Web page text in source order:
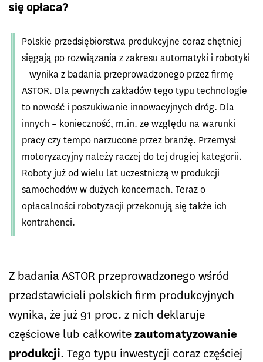
się opłaca?
Polskie przedsiębiorstwa produkcyjne coraz chętniej
sięgają po rozwiązania z zakresu automatyki i robotyki
– wynika z badania przeprowadzonego przez firmę
ASTOR. Dla pewnych zakładów tego typu technologie
to nowość i poszukiwanie innowacyjnych dróg. Dla
innych – konieczność, m.in. ze względu na warunki
pracy czy tempo narzucone przez branżę. Przemysł
motoryzacyjny należy raczej do tej drugiej kategorii.
Roboty już od wielu lat uczestniczą w produkcji
samochodów w dużych koncernach. Teraz o
opłacalności robotyzacji przekonują się także ich
kontrahenci.
Z badania ASTOR przeprowadzonego wśród
przedstawicieli polskich firm produkcyjnych
wynika, że już 91 proc. z nich deklaruje
częściowe lub całkowitezautomatyzowanie
produkcji. Tego typu inwestycji coraz częściej